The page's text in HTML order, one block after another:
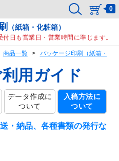
（紙箱・化粧箱）
付日も営業日・営業時間に準じます。
0
商品一覧 パッケージ印刷（紙箱・化
用ガイド
データ作成に
ついて
入稿方法に
ついて
・納品、各種書類の発行な